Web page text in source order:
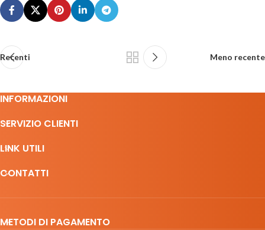
Recenti Meno recente
INFORMAZIONI
SERVIZIO CLIENTI
LINK UTILI
CONTATTI
METODI DI PAGAMENTO